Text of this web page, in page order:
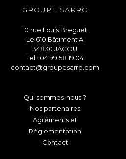
GROUPE SARRO
10 rue Louis Breguet
Le 610 Bâtiment A
34830 JACOU
Tel : 04 99 58 19 04
contact@groupesarro.com
Qui sommes-nous ?
Nos partenaires
Agréments et
Réglementation
Contact